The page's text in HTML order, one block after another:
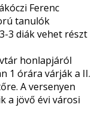
Ferenc
tanulók
3 diák vehet részt
honlapjáról
1 órára várják a II.
A versenyen
a jövő évi városi